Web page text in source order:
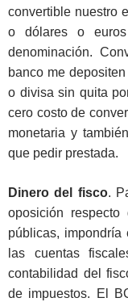
convertible nuestro
o dólares o
denominación.
banco me
o divisa sin quita
cero costo de
monetaria y
que pedir prestada.
Dinero del fisco.
oposición
públicas,
las cuentas
contabilidad del
de impuestos. El